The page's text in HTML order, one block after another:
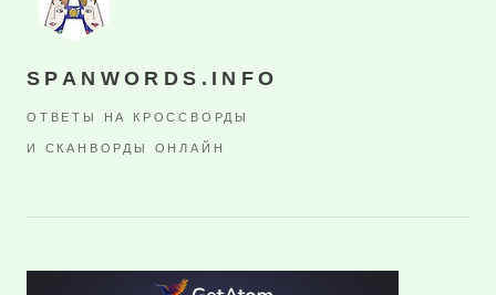
SPANWORDS.INFO
ОТВЕТЫ НА КРОССВОРДЫ
И СКАНВОРДЫ ОНЛАЙН